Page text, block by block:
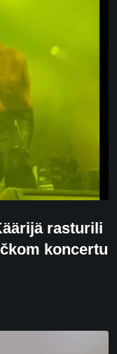
rasturili
koncertu